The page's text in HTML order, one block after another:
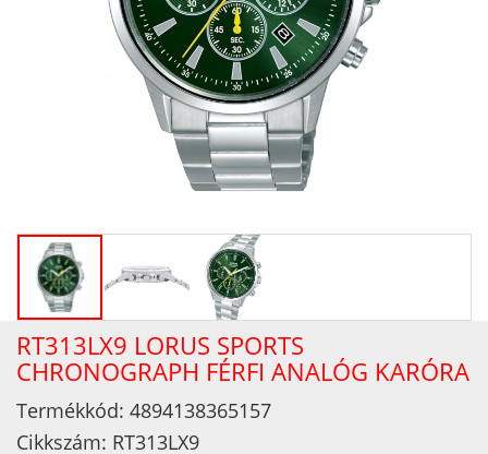
RT313LX9 LORUS SPORTS
CHRONOGRAPH FÉRFI ANALÓG KARÓRA
Termékkód: 4894138365157
Cikkszám: RT313LX9